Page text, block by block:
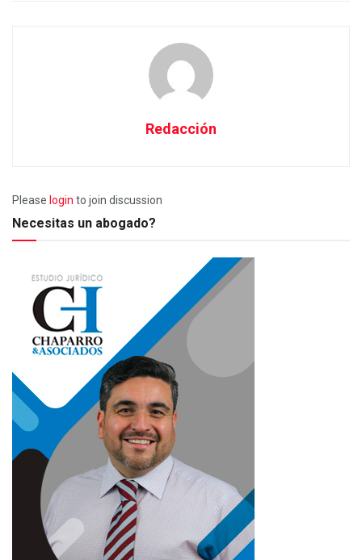
Redacción
Please login to join discussion
Necesitas un abogado?